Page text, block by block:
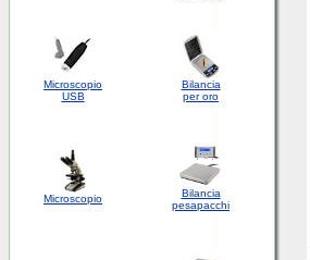
Microscopio
USB
Bilancia
per oro
Microscopio
Bilancia
pesapacchi